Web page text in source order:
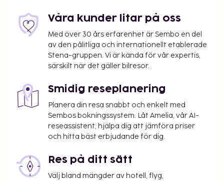
Våra kunder litar på oss
Med över 30 års erfarenhet är Sembo en del
av den pålitliga och internationellt etablerade
Stena-gruppen. Vi är kända för vår expertis,
särskilt när det gäller bilresor.
Smidig reseplanering
Planera din resa snabbt och enkelt med
Sembos bokningssystem. Låt Amelia, vår AI-
reseassistent, hjälpa dig att jämföra priser
och hitta bäst erbjudande för dig.
Res på ditt sätt
Välj bland mängder av hotell, flyg,